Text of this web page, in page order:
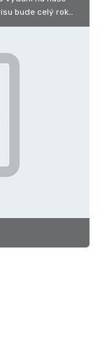
bude celý rok